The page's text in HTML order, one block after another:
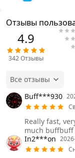
Отзывы
4.9
342Отзывы
Все отзывы
Buff***930
Really fast,
much buffbuff
In2***on